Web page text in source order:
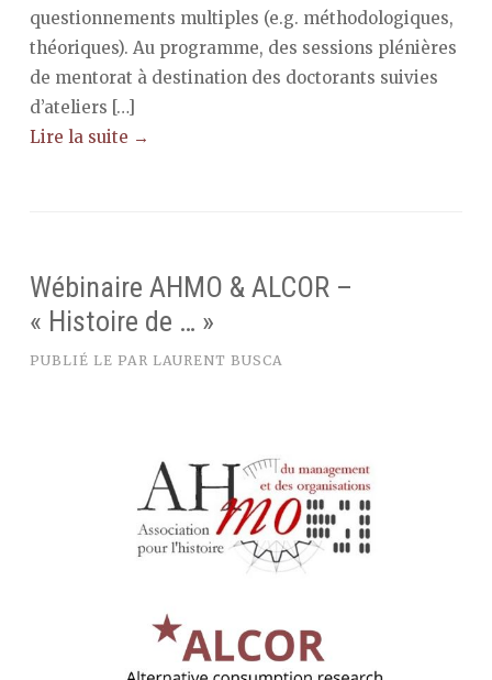
questionnements multiples (e.g. méthodologiques,
théoriques). Au programme, des sessions plénières
de mentorat à destination des doctorants suivies
d’ateliers […]
Lire la suite →
Wébinaire AHMO & ALCOR –
« Histoire de … »
PUBLIÉ LE PAR LAURENT BUSCA